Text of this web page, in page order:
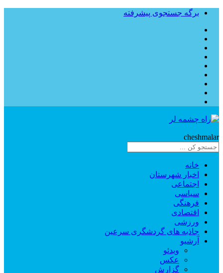
برگه جستجوی پیشرفته
cheshmalar
خانه
اخبار شهرستان
اجتماعی
سیاسی
فرهنگی
اقتصادی
ورزشی
جاذبه های گردشگری سرعین
آرشیو
ویدئو
عکس
گزارش